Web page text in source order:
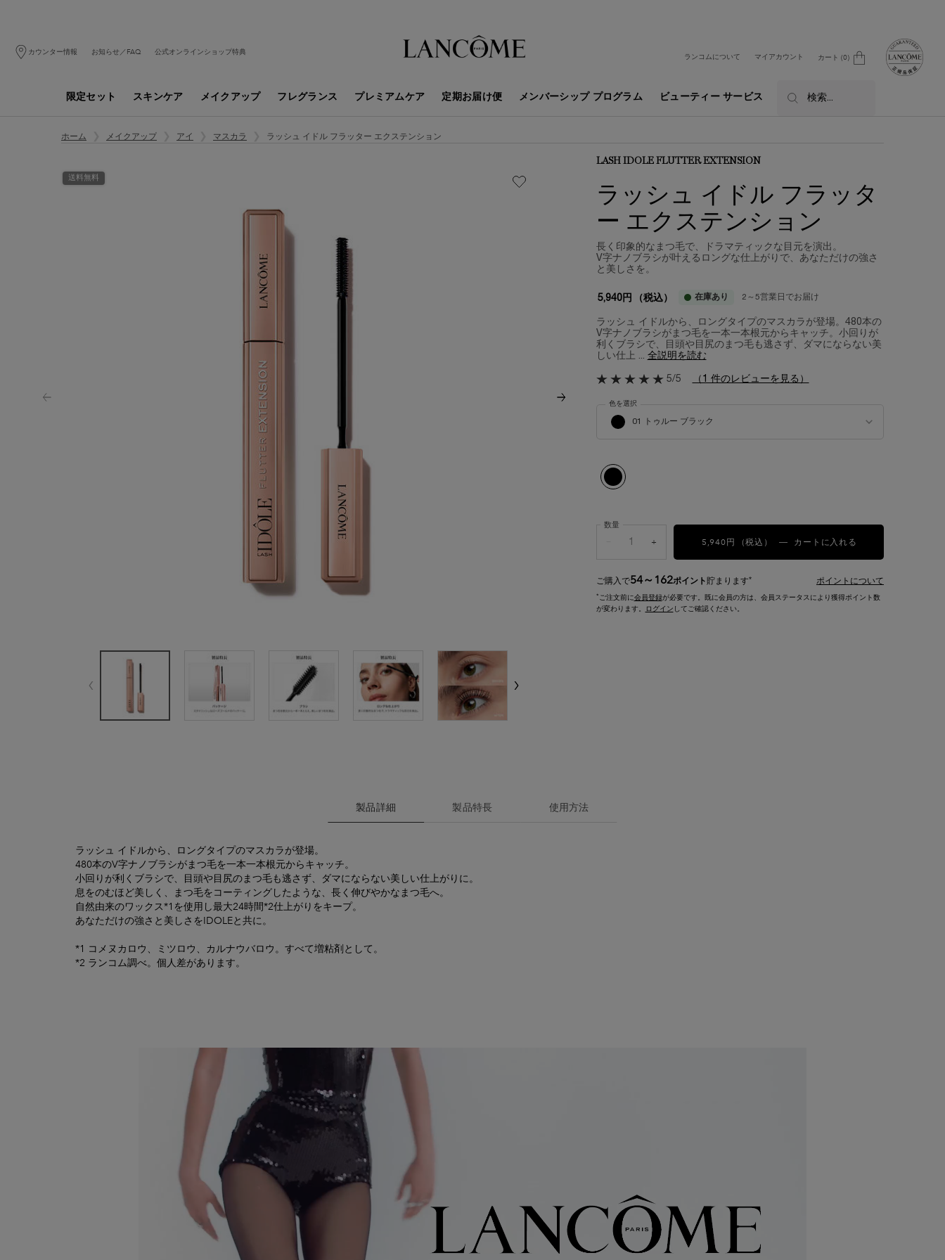
カウンター情報 お知らせ／FAQ 公式オンラインショップ特典
ランコムについて マイアカウント カート 0
0 カート内の製品
限定セット スキンケア メイクアップ フレグランス プレミアムケア 定期お届け便 メンバーシップ プログラム ビューティー サービス 検索...
ホーム メイクアップ アイ マスカラ ラッシュ イドル フラッター エクステンション
LASH IDOLE FLUTTER EXTENSION
ラッシュ イドル フラッタ
ー エクステンション
長く印象的なまつ毛で、ドラマティックな目元を演出。
V字ナノブラシが叶えるロングな仕上がりで、あなただけの強さ
と美しさを。
5,940円 （税込） 在庫あり 2～5営業日でお届け
ラッシュ イドルから、ロングタイプのマスカラが登場。​ 480本の
V字ナノブラシがまつ毛を一本一本根元からキャッチ。​​ 小回りが
利くブラシで、目頭や目尻のまつ毛も逃さず、ダマにならない美
しい仕上 ... 全説明を読む
5/5 （1 件のレビューを見る）
送料無料
01 トゥルー ブラック​
色を選択
選択済み
01 トゥルー ブラック​, 1/1
数量
+ 5,940円 （税込） ― カートに入れる
ご購入で54～162ポイント貯まります* ポイントについて
* ご注文前に会員登録が必要です。既に会員の方は、会員ステータスにより獲得ポイント数
が変わります。
ログイン してご確認ください。
製品詳細 製品特長 使用方法
ラッシュ イドルから、ロングタイプのマスカラが登場。​
480本のV字ナノブラシがまつ毛を一本一本根元からキャッチ。​​
小回りが利くブラシで、目頭や目尻のまつ毛も逃さず、ダマにならない美しい仕上がりに。​​
息をのむほど美しく、まつ毛をコーティングしたような、長く伸びやかなまつ毛へ。​​
自然由来のワックス*1を使用し最大24時間*2仕上がりをキープ。​​
あなただけの強さと美しさをIDOLEと共に。​​
*1 コメヌカロウ、ミツロウ、カルナウバロウ。すべて増粘剤として。​​
*2 ランコム調べ。個人差があります。​